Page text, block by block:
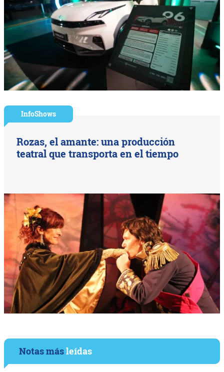
InfoShows
Rozas, el amante: una producción
teatral que transporta en el tiempo
Notas másleídas